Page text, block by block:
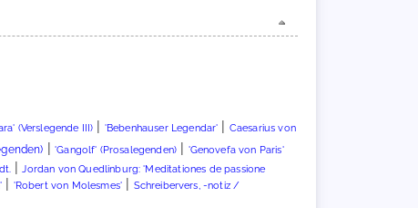
(Verslegende III) | 'Bebenhauser Legendar' | Caesarius von
|'Gangolf' (Prosalegenden) | 'Genovefa von Paris'
|Jordan von Quedlinburg: 'Meditationes de passione
| 'Robert von Molesmes' | Schreibervers, -notiz /